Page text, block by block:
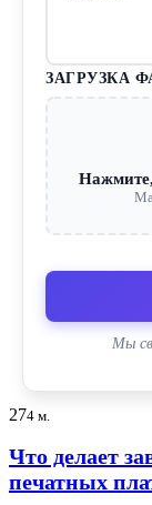
ЗАГРУЗКА
Нажмите,
Мы
274 м.
Что делает
печатных